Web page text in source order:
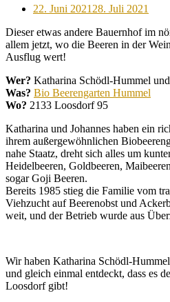
Posted
22. Juni 2021 28. Juli 2021
Dieser etwas andere Bauernhof im
allem jetzt, wo die Beeren in der
Ausflug wert!
Wer? Katharina Schödl-Hummel
Was? Bio Beerengarten Hummel
Wo? 2133 Loosdorf 95
Katharina und Johannes haben ein
ihrem außergewöhnlichen
nahe Staatz, dreht sich alles um
Heidelbeeren, Goldbeeren,
sogar Goji Beeren.
Bereits 1985 stieg die Familie vom
Viehzucht auf Beerenobst und
weit, und der Betrieb wurde aus
Wir haben Katharina Schödl-
und gleich einmal entdeckt, dass es
Loosdorf gibt!